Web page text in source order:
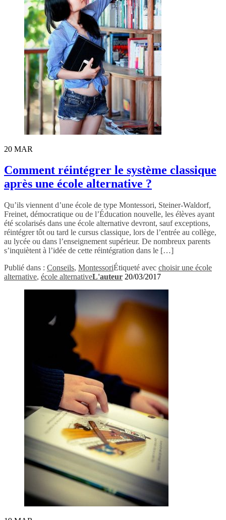
20 MAR
Comment réintégrer le système classique
après une école alternative ?
Qu’ils viennent d’une école de type Montessori, Steiner-Waldorf,
Freinet, démocratique ou de l’Éducation nouvelle, les élèves ayant
été scolarisés dans une école alternative devront, sauf exceptions,
réintégrer tôt ou tard le cursus classique, lors de l’entrée au collège,
au lycée ou dans l’enseignement supérieur. De nombreux parents
s’inquiètent à l’idée de cette réintégration dans le […]
Publié dans : Conseils, MontessoriÉtiqueté avec choisir une école
alternative, école alternativeL'auteur 20/03/2017